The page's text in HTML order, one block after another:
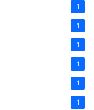
1
1
1
1
1
1